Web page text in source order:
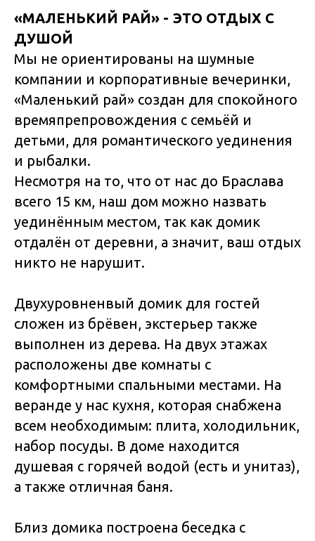
«МАЛЕНЬКИЙ РАЙ» - ЭТО ОТДЫХ С
ДУШОЙ
Мы не ориентированы на шумные
компании и корпоративные вечеринки,
«Маленький рай» создан для спокойного
времяпрепровождения с семьёй и
детьми, для романтического уединения
и рыбалки.
Несмотря на то, что от нас до Браслава
всего 15 км, наш дом можно назвать
уединённым местом, так как домик
отдалён от деревни, а значит, ваш отдых
никто не нарушит.
Двухуровненвый домик для гостей
сложен из брёвен, экстерьер также
выполнен из дерева. На двух этажах
расположены две комнаты с
комфортными спальными местами. На
веранде у нас кухня, которая снабжена
всем необходимым: плита, холодильник,
набор посуды. В доме находится
душевая с горячей водой (есть и унитаз),
а также отличная баня.
Близ домика построена беседка с